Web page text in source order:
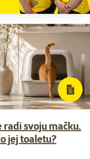
radi svoju mačku.
jej toaletu?